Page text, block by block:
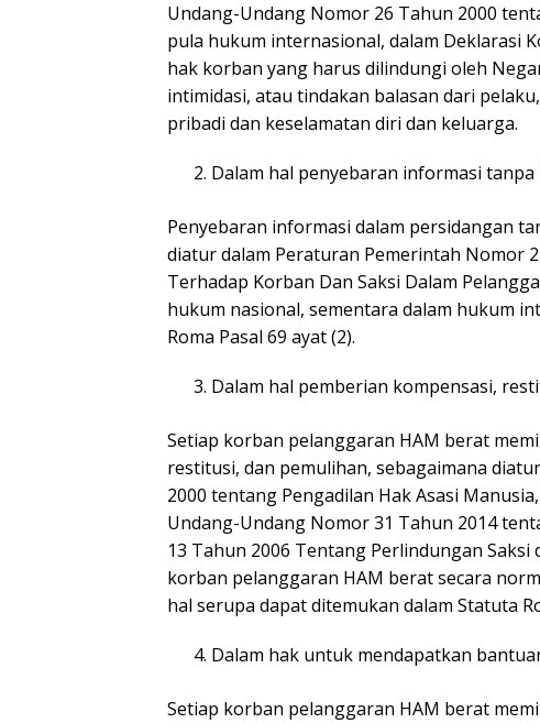
Undang-Undang Nomor 26 Tahun 2000
pula hukum internasional, dalam Deklarasi
hak korban yang harus dilindungi oleh
intimidasi, atau tindakan balasan dari
pribadi dan keselamatan diri dan keluarga.
Dalam hal penyebaran informasi
Penyebaran informasi dalam persidangan
diatur dalam Peraturan Pemerintah Nomor
Terhadap Korban Dan Saksi Dalam
hukum nasional, sementara dalam hukum
Roma Pasal 69 ayat (2).
Dalam hal pemberian kompensasi,
Setiap korban pelanggaran HAM berat
restitusi, dan pemulihan, sebagaimana
2000 tentang Pengadilan Hak Asasi
Undang-Undang Nomor 31 Tahun 2014
13 Tahun 2006 Tentang Perlindungan
korban pelanggaran HAM berat secara
hal serupa dapat ditemukan dalam Statuta
Dalam hak untuk mendapatkan
Setiap korban pelanggaran HAM berat